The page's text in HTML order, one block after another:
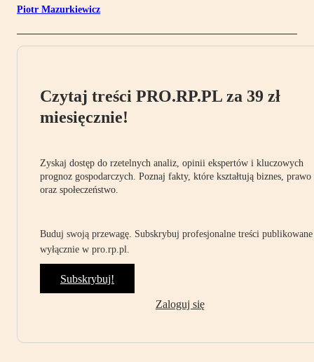
Piotr Mazurkiewicz
Czytaj treści PRO.RP.PL za 39 zł
miesięcznie!
Zyskaj dostęp do rzetelnych analiz, opinii ekspertów i kluczowych
prognoz gospodarczych. Poznaj fakty, które kształtują biznes, prawo
oraz społeczeństwo.
Buduj swoją przewagę. Subskrybuj profesjonalne treści publikowane
wyłącznie w pro.rp.pl.
Subskrybuj!
Zaloguj się